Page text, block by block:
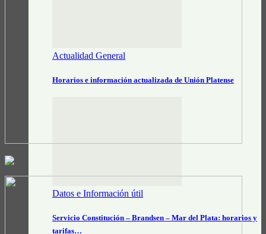
Actualidad General
Horarios e información actualizada de Unión Platense
Datos e Información útil
Servicio Constitución – Brandsen – Mar del Plata: horarios y
tarifas…